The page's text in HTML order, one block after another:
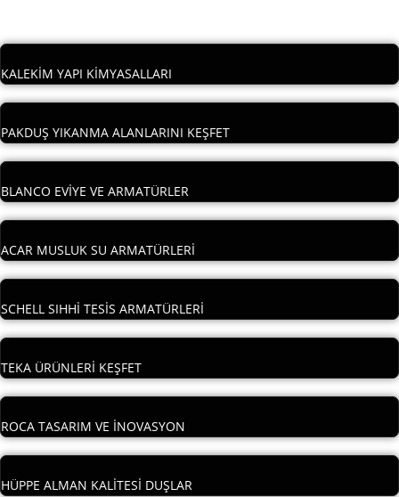
KALEKİM YAPI KİMYASALLARI
PAKDUŞ YIKANMA ALANLARINI KEŞFET
BLANCO EVİYE VE ARMATÜRLER
ACAR MUSLUK SU ARMATÜRLERİ
SCHELL SIHHİ TESİS ARMATÜRLERİ
TEKA ÜRÜNLERİ KEŞFET
ROCA TASARIM VE İNOVASYON
HÜPPE ALMAN KALİTESİ DUŞLAR